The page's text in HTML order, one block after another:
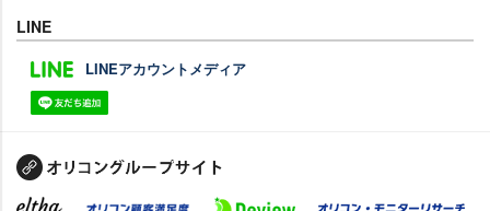
LINE
LINEアカウントメディア